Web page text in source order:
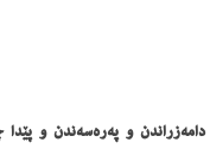
و پەرەسەندن و پێدا